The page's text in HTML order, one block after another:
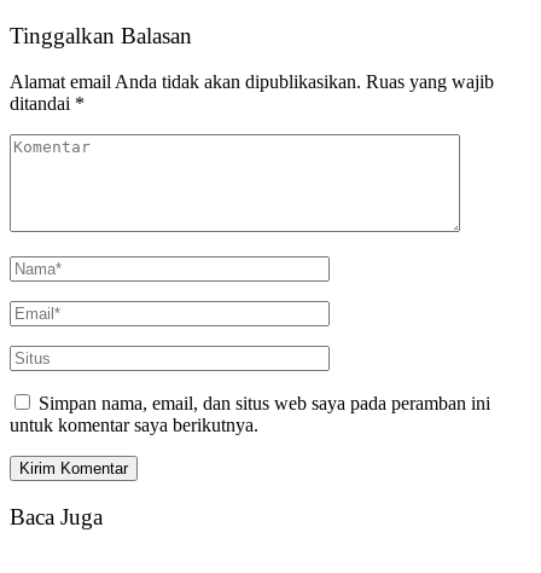
Tinggalkan Balasan
Alamat email Anda tidak akan dipublikasikan. Ruas yang wajib
ditandai *
Simpan nama, email, dan situs web saya pada peramban ini
untuk komentar saya berikutnya.
Baca Juga